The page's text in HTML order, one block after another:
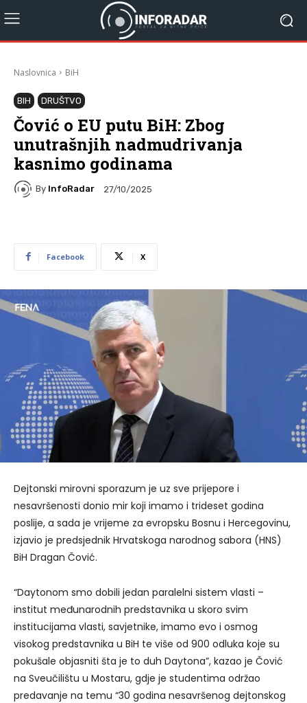
Naslovnica BiH
BIH DRUŠTVO
Čović o EU putu BiH: Zbog
unutrašnjih nadmudrivanja
kasnimo godinama
By InfoRadar 27/10/2025
Facebook X
Dejtonski mirovni sporazum je uz sve prijepore i
nesavršenosti donio mir koji imamo i trideset godina
poslije, a sada je vrijeme za evropsku Bosnu i Hercegovinu,
izjavio je predsjednik Hrvatskoga narodnog sabora (HNS)
BiH Dragan Čović.
“Daytonom smo dobili jedan paralelni sistem vlasti –
institut međunarodnih predstavnika u skoro svim
institucijama vlasti, savjetnike, imamo evo i osmog
visokog predstavnika u BiH te više od 900 odluka koje su
pokušale objasniti šta je to duh Daytona”, kazao je Čović
na Sveučilištu u Mostaru, gdje je studentima održao
predavanje na temu “30 godina nesavršenog dejtonskog